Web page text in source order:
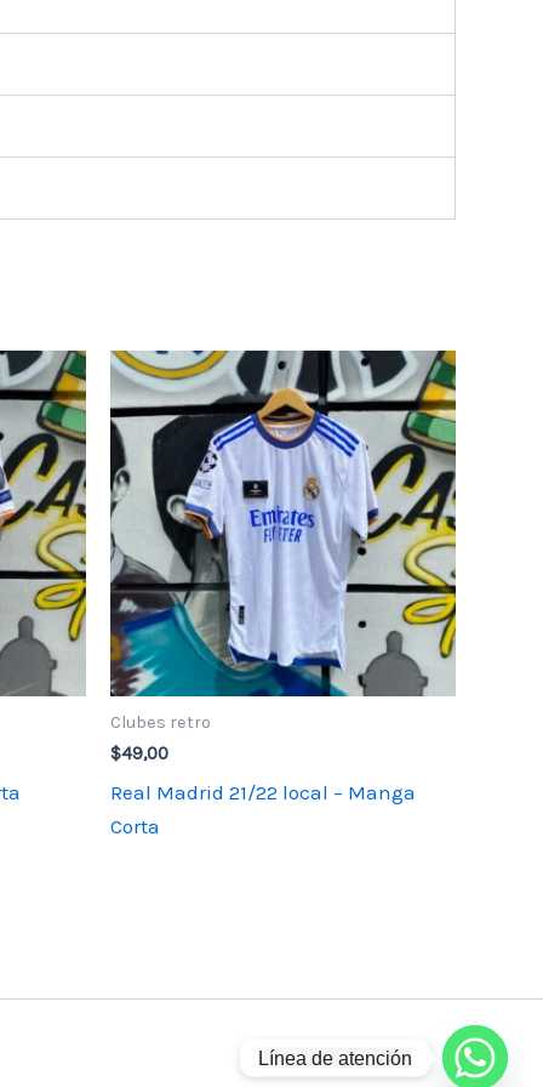
Clubes retro
$49,00
Real Madrid 21/22 local – Manga
Corta
Línea de atención